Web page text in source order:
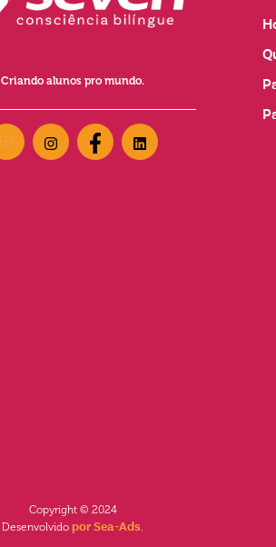
Criando alunos pro mundo.
Copyright © 2024
Desenvolvido por Sea-Ads.